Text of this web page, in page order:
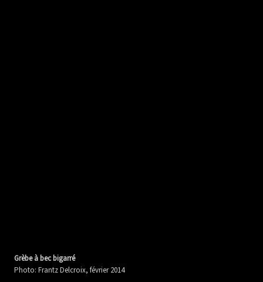
Grèbe à bec bigarré
Photo: Frantz Delcroix, février 2014